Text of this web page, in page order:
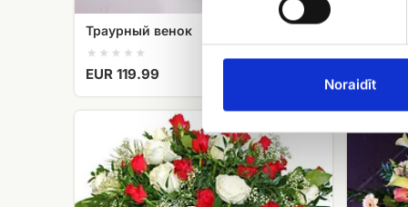
Noraidīt
Траурный венок
EUR 119.99
похороны
штраус